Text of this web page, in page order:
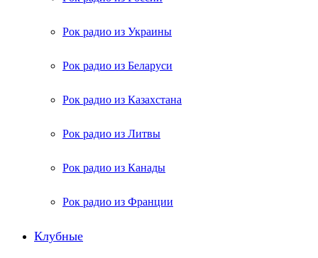
Рок радио из Украины
Рок радио из Беларуси
Рок радио из Казахстана
Рок радио из Литвы
Рок радио из Канады
Рок радио из Франции
Клубные